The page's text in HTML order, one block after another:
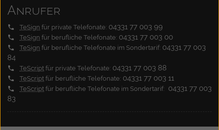
Anrufer
TeSign für private Telefonate: 04331 77 003 99
TeSign für berufliche Telefonate: 04331 77 003 00
TeSign für berufliche Telefonate im Sondertarif: 04331 77 003
84
TeScript für private Telefonate: 04331 77 003 88
TeScript für berufliche Telefonate: 04331 77 003 11
TeScript für berufliche Telefonate im Sondertarif: 04331 77 003
83